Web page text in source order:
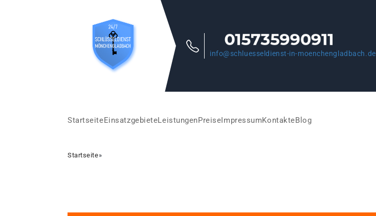
info@schluesseldienst-in-moenchengladbach.de
StartseiteEinsatzgebieteLeistungenPreiseImpressumKontakteBlog
Startseite»